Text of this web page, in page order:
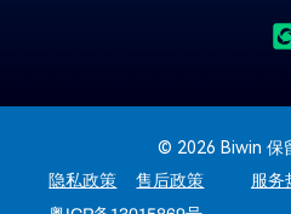
© 2026 Biwin 保
隐私政策 售后政策
服